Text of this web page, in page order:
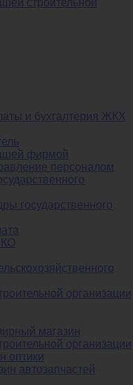
и бухгалтерия ЖКХ
фирмой
персоналом
государственного
организации
магазин
организации
оптики
автозапчастей